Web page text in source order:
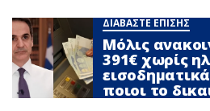
ΔΙΑΒΑΣΤΕ ΕΠΙΣΗΣ
Μόλις
391€ χωρίς
ποιοι το